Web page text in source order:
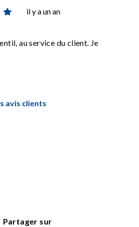
il y a un an
au service du client. Je
avis clients
Partager sur